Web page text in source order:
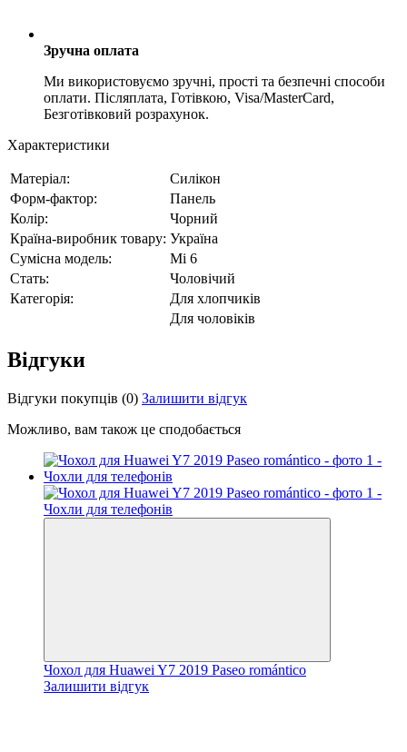
Зручна оплата
Ми використовуємо зручні, прості та безпечні способи
оплати. Післяплата, Готівкою, Visa/MasterCard,
Безготівковий розрахунок.
Характеристики
Матеріал:
Силікон
Форм-фактор:
Панель
Колір:
Чорний
Країна-виробник товару: Україна
Сумісна модель:
Mi 6
Стать:
Чоловічий
Категорія:
Для хлопчиків
Для чоловіків
Відгуки
Відгуки покупців (0) Залишити відгук
Можливо, вам також це сподобається
Чохол для Huawei Y7 2019 Paseo romántico
Залишити відгук